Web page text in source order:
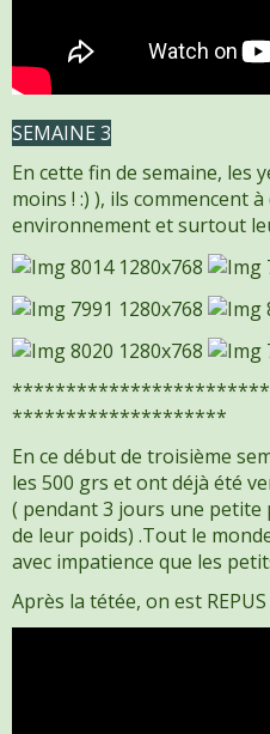
SEMAINE 3
En cette fin de semaine, les
moins ! :) ), ils commencent
environnement et surtout
********************
En ce début de troisième
les 500 grs et ont déjà été
( pendant 3 jours une
de leur poids) .Tout le
avec impatience que les
Après la tétée, on est REPUS